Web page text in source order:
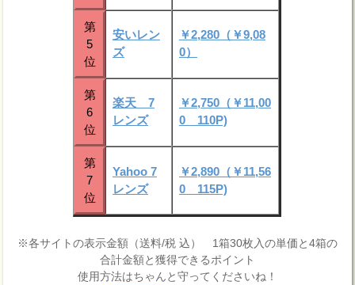
第
5
位
安いレン
ズ
￥2,280（￥9,08
0）
第
6
位
楽天 7
レンズ
￥2,750（￥11,00
0 110P)
第
7
位
Yahoo 7
レンズ
￥2,890（￥11,56
0 115P)
※各サイトの表示金額（送料/税 込） 1箱30枚入の単価と4箱の
合計金額と獲得できるポイント
使用方法はちゃんと守ってくださいね！